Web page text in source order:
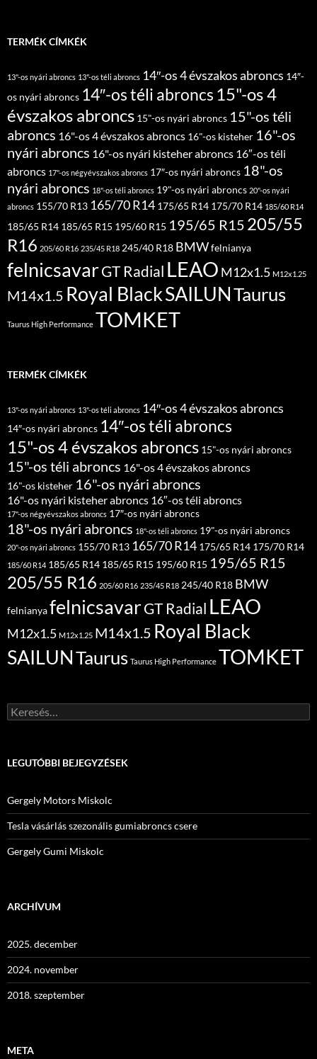
TERMÉK CÍMKÉK
13"-os nyári abroncs 13"-os téli abroncs 14″-os 4 évszakos abroncs 14″-
os nyári abroncs 14″-os téli abroncs 15"-os 4
évszakos abroncs 15"-os nyári abroncs 15"-os téli
abroncs 16"-os 4 évszakos abroncs 16"-os kisteher 16"-os
nyári abroncs 16"-os nyári kisteher abroncs 16″-os téli
abroncs 17"-os négyévszakos abroncs 17″-os nyári abroncs 18"-os
nyári abroncs 18"-os téli abroncs 19"-os nyári abroncs 20"-os nyári
abroncs 155/70 R13 165/70 R14 175/65 R14 175/70 R14 185/60 R14
185/65 R14 185/65 R15 195/60 R15 195/65 R15 205/55
R16 205/60 R16 235/45 R18 245/40 R18 BMWfelnianya
felnicsavarGT Radial LEAO M12x1.5 M12x1.25
M14x1.5 Royal BlackSAILUNTaurus
Taurus High Performance TOMKET
TERMÉK CÍMKÉK
13"-os nyári abroncs 13"-os téli abroncs 14″-os 4 évszakos abroncs
14″-os nyári abroncs 14″-os téli abroncs
15"-os 4 évszakos abroncs 15"-os nyári abroncs
15"-os téli abroncs 16"-os 4 évszakos abroncs
16"-os kisteher 16"-os nyári abroncs
16"-os nyári kisteher abroncs 16″-os téli abroncs
17"-os négyévszakos abroncs 17″-os nyári abroncs
18"-os nyári abroncs 18"-os téli abroncs 19"-os nyári abroncs
20"-os nyári abroncs 155/70 R13 165/70 R14 175/65 R14 175/70 R14
185/60 R14 185/65 R14 185/65 R15 195/60 R15 195/65 R15
205/55 R16 205/60 R16 235/45 R18 245/40 R18 BMW
felnianyafelnicsavarGT Radial LEAO
M12x1.5 M12x1.25 M14x1.5 Royal Black
SAILUNTaurus Taurus High Performance TOMKET
Keresés:
LEGUTÓBBI BEJEGYZÉSEK
Gergely Motors Miskolc
Tesla vásárlás szezonális gumiabroncs csere
Gergely Gumi Miskolc
ARCHÍVUM
2025. december
2024. november
2018. szeptember
META